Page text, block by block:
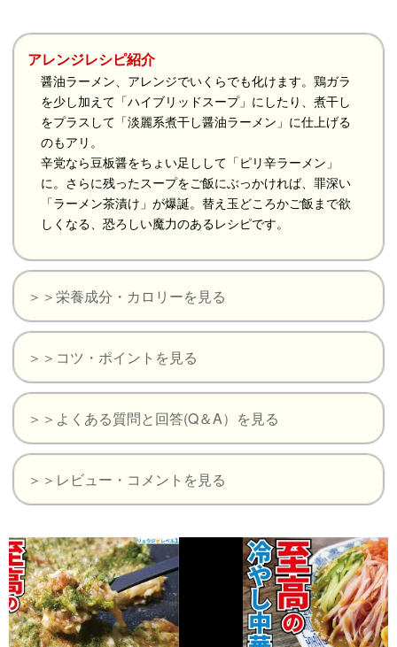
アレンジレシピ紹介
醤油ラーメン、アレンジでいくらでも化けます。鶏ガラ
を少し加えて「ハイブリッドスープ」にしたり、煮干し
をプラスして「淡麗系煮干し醤油ラーメン」に仕上げる
のもアリ。
辛党なら豆板醤をちょい足しして「ピリ辛ラーメン」
に。さらに残ったスープをご飯にぶっかければ、罪深い
「ラーメン茶漬け」が爆誕。替え玉どころかご飯まで欲
しくなる、恐ろしい魔力のあるレシピです。
＞＞栄養成分・カロリーを見る
＞＞コツ・ポイントを見る
＞＞よくある質問と回答(Q＆A）を見る
＞＞レビュー・コメントを見る